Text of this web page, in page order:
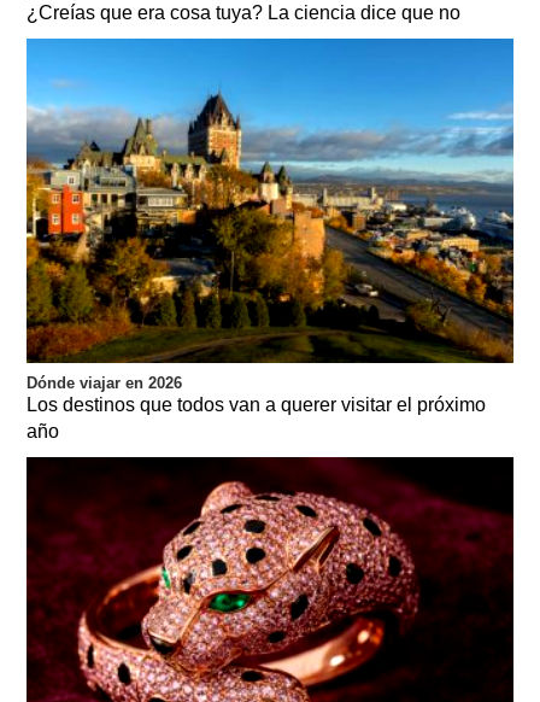
¿Creías que era cosa tuya? La ciencia dice que no
Dónde viajar en 2026
Los destinos que todos van a querer visitar el próximo
año